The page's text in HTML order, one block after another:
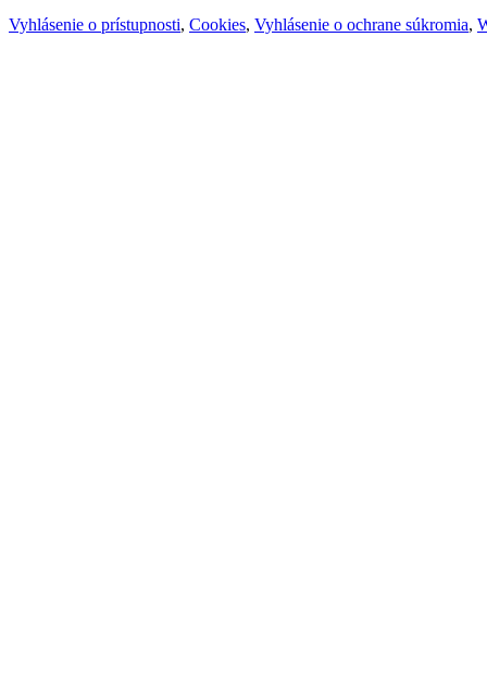
Vyhlásenie o prístupnosti, Cookies, Vyhlásenie o ochrane súkromia,